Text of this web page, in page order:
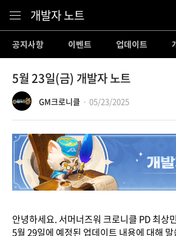
개발자 노트
공지사항 이벤트 업데이트
5월 23일(금) 개발자 노트
GM크로니클 05/23/2025
안녕하세요. 서머너즈워 크로니클 PD 최상
5월 29일에 예정된 업데이트 내용에 대해